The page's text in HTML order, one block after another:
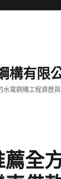
構有限
水電鋼構工程資歷
全